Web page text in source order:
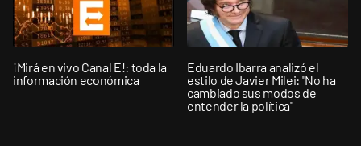
¡Mirá en vivo Canal E!: toda la
información económica
Eduardo Ibarra analizó el
estilo de Javier Milei: "No ha
cambiado sus modos de
entender la política"